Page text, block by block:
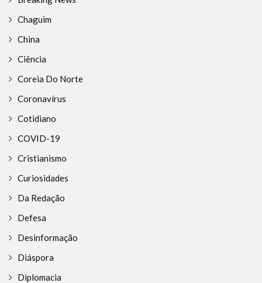
Chaguim
China
Ciência
Coreia Do Norte
Coronavírus
Cotidiano
COVID-19
Cristianismo
Curiosidades
Da Redação
Defesa
Desinformação
Diáspora
Diplomacia